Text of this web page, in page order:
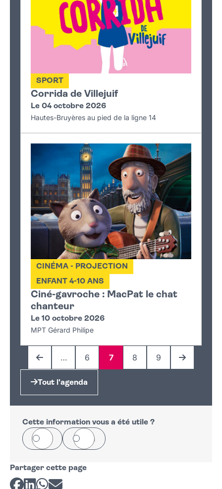
Corrida de Villejuif
SPORT
Le 04 octobre 2026
Hautes-Bruyères au pied de la ligne 14
Ciné-gavroche : MacPat le chat
chanteur
CINÉMA - PROJECTION
ENFANT 4-10 ANS
Le 10 octobre 2026
MPT Gérard Philipe
Page précédente
…
Page
6
Page
7
Page
8
Page
9
Page
Tout l'agenda
Cette information vous a été utile ?
Oui Non
Partager cette page
Partager sur Facebook
Partager sur LinkedIn
Partager sur Whatsapp
Partager par courriel